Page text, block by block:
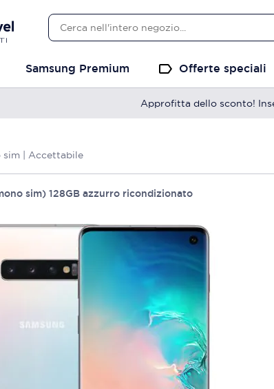
Samsung Premium Offerte speciali
Approfitta dello sconto!
sim | Accettabile
sim) 128GB azzurro ricondizionato